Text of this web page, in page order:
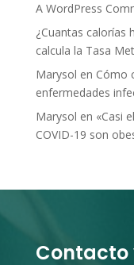
A WordPress
¿Cuantas calorías
calcula la Tasa
Marysol en Cómo
enfermedades
Marysol en «Casi
COVID-19 son
Contacto